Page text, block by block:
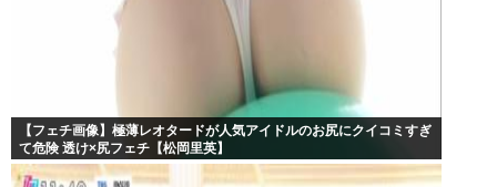
【フェチ画像】極薄レオタードが人気アイドルのお尻にクイコミすぎ
て危険 透け×尻フェチ【松岡里英】